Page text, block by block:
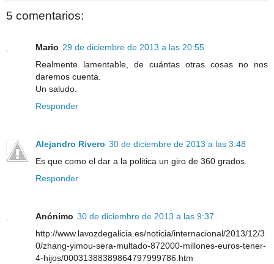
5 comentarios:
Mario 29 de diciembre de 2013 a las 20:55
Realmente lamentable, de cuántas otras cosas no nos
daremos cuenta.
Un saludo.
Responder
Alejandro Rivero 30 de diciembre de 2013 a las 3:48
Es que como el dar a la politica un giro de 360 grados.
Responder
Anónimo 30 de diciembre de 2013 a las 9:37
http://www.lavozdegalicia.es/noticia/internacional/2013/12/3
0/zhang-yimou-sera-multado-872000-millones-euros-tener-
4-hijos/00031388389864797999786.htm